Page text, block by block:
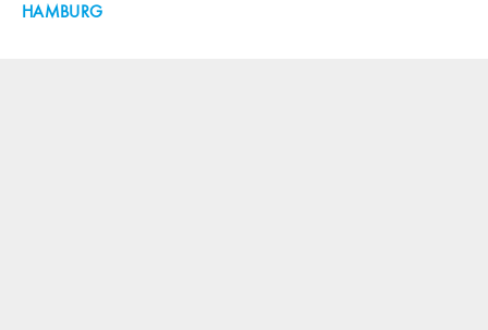
HAMBURG